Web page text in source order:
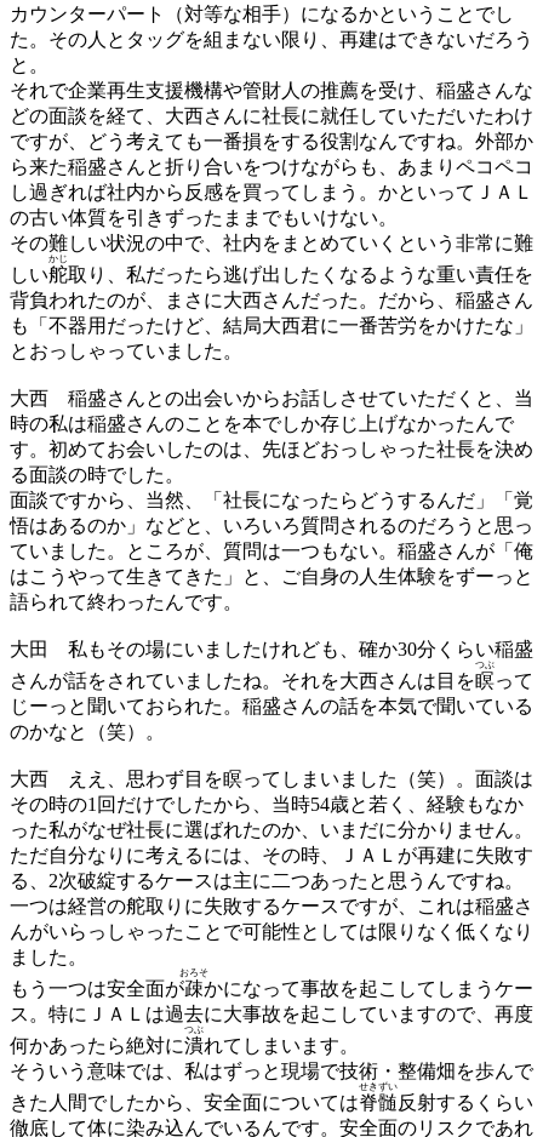
カウンターパート（対等な相手）になるかということでし
た。その人とタッグを組まない限り、再建はできないだろう
と。
それで企業再生支援機構や管財人の推薦を受け、稲盛さんな
どの面談を経て、大西さんに社長に就任していただいたわけ
ですが、どう考えても一番損をする役割なんですね。外部か
ら来た稲盛さんと折り合いをつけながらも、あまりペコペコ
し過ぎれば社内から反感を買ってしまう。かといってＪＡＬ
の古い体質を引きずったままでもいけない。
その難しい状況の中で、社内をまとめていくという非常に難
しい舵
かじ
取り、私だったら逃げ出したくなるような重い責任を
背負われたのが、まさに大西さんだった。だから、稲盛さん
も「不器用だったけど、結局大西君に一番苦労をかけたな」
とおっしゃっていました。
大西 稲盛さんとの出会いからお話しさせていただくと、当
時の私は稲盛さんのことを本でしか存じ上げなかったんで
す。初めてお会いしたのは、先ほどおっしゃった社長を決め
る面談の時でした。
面談ですから、当然、「社長になったらどうするんだ」「覚
悟はあるのか」などと、いろいろ質問されるのだろうと思っ
ていました。ところが、質問は一つもない。稲盛さんが「俺
はこうやって生きてきた」と、ご自身の人生体験をずーっと
語られて終わったんです。
大田
私もその場にいましたけれども、確か30分くらい稲盛
さんが話をされていましたね。それを大西さんは目を瞑
つぶ
って
じーっと聞いておられた。稲盛さんの話を本気で聞いている
のかなと（笑）。
大西 ええ、思わず目を瞑ってしまいました（笑）。面談は
その時の1回だけでしたから、当時54歳と若く、経験もなか
った私がなぜ社長に選ばれたのか、いまだに分かりません。
ただ自分なりに考えるには、その時、ＪＡＬが再建に失敗す
る、2次破綻するケースは主に二つあったと思うんですね。
一つは経営の舵取りに失敗するケースですが、これは稲盛さ
んがいらっしゃったことで可能性としては限りなく低くなり
ました。
もう一つは安全面が疎
おろそ
かになって事故を起こしてしまうケー
ス。特にＪＡＬは過去に大事故を起こしていますので、再度
何かあったら絶対に潰
つぶ
れてしまいます。
そういう意味では、私はずっと現場で技術・整備畑を歩んで
きた人間でしたから、安全面については脊髄
せきずい
反射するくらい
徹底して体に染み込んでいるんです。安全面のリスクであれ